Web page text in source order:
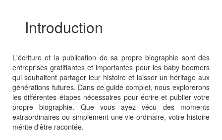
Introduction
L'écriture et la publication de sa propre biographie sont des
entreprises gratifiantes et importantes pour les baby boomers
qui souhaitent partager leur histoire et laisser un héritage aux
générations futures. Dans ce guide complet, nous explorerons
les différentes étapes nécessaires pour écrire et publier votre
propre biographie. Que vous ayez vécu des moments
extraordinaires ou simplement une vie ordinaire, votre histoire
mérite d'être racontée.